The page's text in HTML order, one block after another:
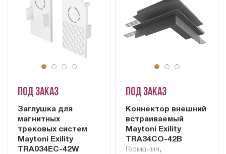
Под заказ
Заглушка для
магнитных
трековых систем
Maytoni Exility
TRA034EC-42W
Под заказ
Коннектор внешний
встраиваемый
Maytoni Exility
TRA34CO-42B
Германия ,